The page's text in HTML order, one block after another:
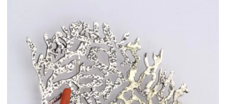
ΑΝΤΙΚΕΊΜΕΝΑ
ΙΣΤΟΡΊΑ
Η ΣΧΕΔΙΆΣΤΡΙΑ
ΤΙ ΣΗΜΑΊΝΕΙ ΤΟ ΚΌΣΜΗΜΑ ΓΙΑ ΜΑΣ ;